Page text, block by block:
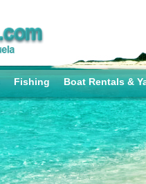
Fishing Boat Rentals &